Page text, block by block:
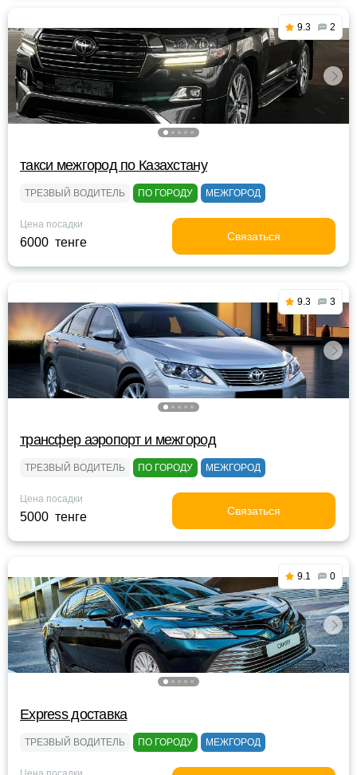
9.3 2
такси межгород по Казахстану
ТРЕЗВЫЙ ВОДИТЕЛЬ ПО ГОРОДУ МЕЖГОРОД
Цена посадки
6000 тенге Связаться
9.3 3
трансфер аэропорт и межгород
ТРЕЗВЫЙ ВОДИТЕЛЬ ПО ГОРОДУ МЕЖГОРОД
Цена посадки
5000 тенге Связаться
9.1 0
Express доставка
ТРЕЗВЫЙ ВОДИТЕЛЬ ПО ГОРОДУ МЕЖГОРОД